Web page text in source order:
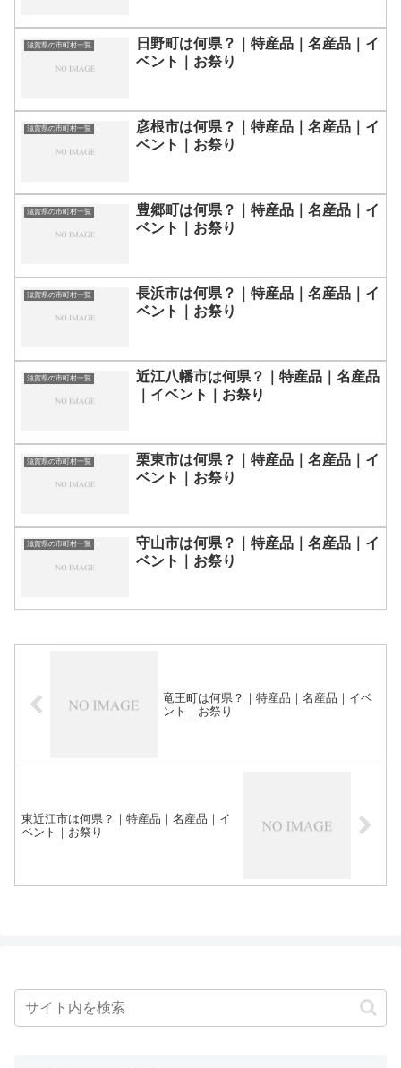
滋賀県の市町村一覧
日野町は何県？｜特産品｜名産品｜イ
ベント｜お祭り
滋賀県の市町村一覧
彦根市は何県？｜特産品｜名産品｜イ
ベント｜お祭り
滋賀県の市町村一覧
豊郷町は何県？｜特産品｜名産品｜イ
ベント｜お祭り
滋賀県の市町村一覧
長浜市は何県？｜特産品｜名産品｜イ
ベント｜お祭り
滋賀県の市町村一覧
近江八幡市は何県？｜特産品｜名産品
｜イベント｜お祭り
滋賀県の市町村一覧
栗東市は何県？｜特産品｜名産品｜イ
ベント｜お祭り
滋賀県の市町村一覧
守山市は何県？｜特産品｜名産品｜イ
ベント｜お祭り
竜王町は何県？｜特産品｜名産品｜イベ
ント｜お祭り
東近江市は何県？｜特産品｜名産品｜イ
ベント｜お祭り